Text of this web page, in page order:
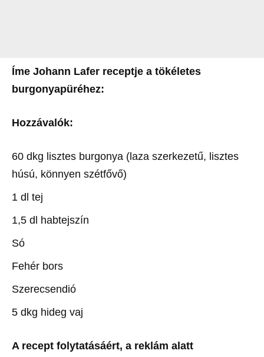
Íme Johann Lafer receptje a tökéletes
burgonyapüréhez:
Hozzávalók:
60 dkg lisztes burgonya (laza szerkezetű, lisztes
húsú, könnyen szétfővő)
1 dl tej
1,5 dl habtejszín
Só
Fehér bors
Szerecsendió
5 dkg hideg vaj
A recept folytatásáért, a reklám alatt